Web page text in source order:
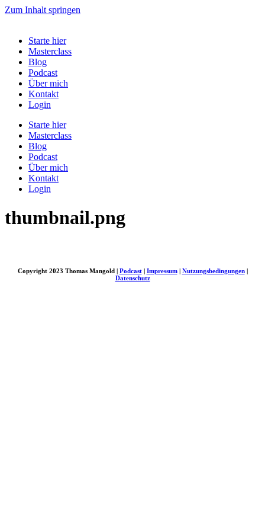
Zum Inhalt springen
Starte hier
Masterclass
Blog
Podcast
Über mich
Kontakt
Login
Starte hier
Masterclass
Blog
Podcast
Über mich
Kontakt
Login
thumbnail.png
Copyright 2023 Thomas Mangold | Podcast| Impressum| Nutzungsbedingungen|
Datenschutz